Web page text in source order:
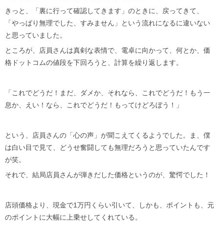
きっと、「裏に行って確認してきます」のときに、戻ってきて、
「やっぱり無理でした、すみません」という流れになるに違いない
と思っていました。
ところが、店員さんは真剣な表情で、電卓に向かって、何とか、価
格ドットコムの値段を下回ろうと、計算を繰り返します。
「これでどうだ！まだ、ダメか、それなら、これでどうだ！もう一
息か、えい！なら、これでどうだ！もってけどろぼう！」
という、店員さんの「心の声」が聞こえてくるようでした。ま、僕
は白い目で見て、どうせ奮闘しても無理だろうと思っていたんです
が笑。
それで、結局店員さんが弾きだした価格というのが、驚愕でした！
店頭価格より、現金で1万円くらい引いて、しかも、ポイントも、元
のポイントに大幅に上乗せしてくれている。